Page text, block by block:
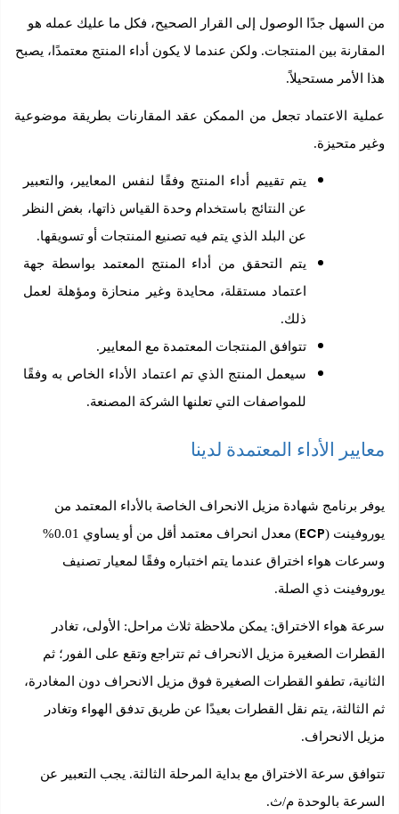
جدًا الوصول إلى القرار الصحيح، فكل ما عليك عمله هو
بين المنتجات. ولكن عندما لا يكون أداء المنتج معتمدًا، يصبح
مستحيلاً.
الاعتماد تجعل من الممكن عقد المقارنات بطريقة موضوعية
متحيزة.
يتم تقييم أداء المنتج وفقًا لنفس المعايير، والتعبير
عن النتائج باستخدام وحدة القياس ذاتها، بغض النظر
عن البلد الذي يتم فيه تصنيع المنتجات أو تسويقها.
يتم التحقق من أداء المنتج المعتمد بواسطة جهة
اعتماد مستقلة، محايدة وغير منحازة ومؤهلة لعمل
تتوافق المنتجات المعتمدة مع المعايير.
سيعمل المنتج الذي تم اعتماد الأداء الخاص به وفقًا
للمواصفات التي تعلنها الشركة المصنعة.
الأداء المعتمدة لدينا
برنامج شهادة مزيل الانحراف الخاصة بالأداء المعتمد من
(
ECP
)
معدل انحراف معتمد أقل من أو يساوي 0.01%
هواء اختراق عندما يتم اختباره وفقًا لمعيار تصنيف
ذي الصلة.
هواء الاختراق: يمكن ملاحظة ثلاث مراحل: الأولى، تغادر
الصغيرة مزيل الانحراف ثم تتراجع وتقع على الفور؛ ثم
تطفو القطرات الصغيرة فوق مزيل الانحراف دون المغادرة،
يتم نقل القطرات بعيدًا عن طريق تدفق الهواء وتغادر
الانحراف.
سرعة الاختراق مع بداية المرحلة الثالثة. يجب التعبير عن
بالوحدة م/ث.